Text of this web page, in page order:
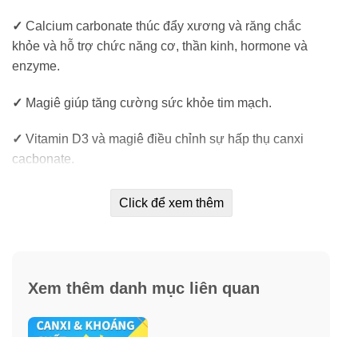
✓ Calcium carbonate thúc đẩy xương và răng chắc
khỏe và hỗ trợ chức năng cơ, thần kinh, hormone và
enzyme.
✓ Magiê giúp tăng cường sức khỏe tim mạch.
✓ Vitamin D3 và magiê điều chỉnh sự hấp thụ canxi
cacbonate.
Bổ sung Vitamin D3 để cơ thể hấp thụ canxi tối ưu.
loãng xương, run tay run chân liên quan đến các cơ
Click để xem thêm
Xem thêm danh mục liên quan